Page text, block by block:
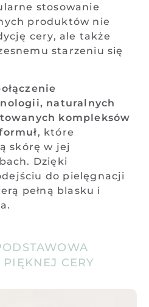
stosowanie
produktów nie
cery, ale także
starzeniu się
naturalnych
kompleksów
, które
skórę w jej
Dzięki
do pielęgnacji
pełną blasku i
CERY